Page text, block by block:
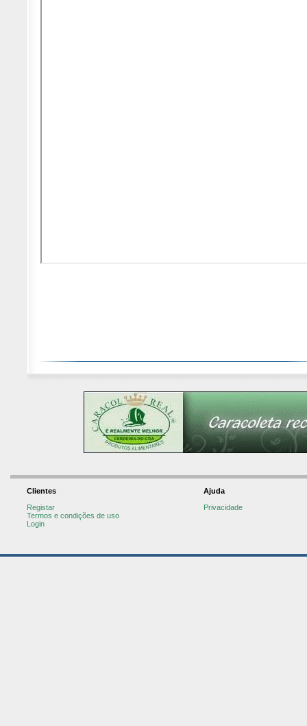
Clientes
Registar
Termos e condições de uso
Login
Ajuda
Privacidade